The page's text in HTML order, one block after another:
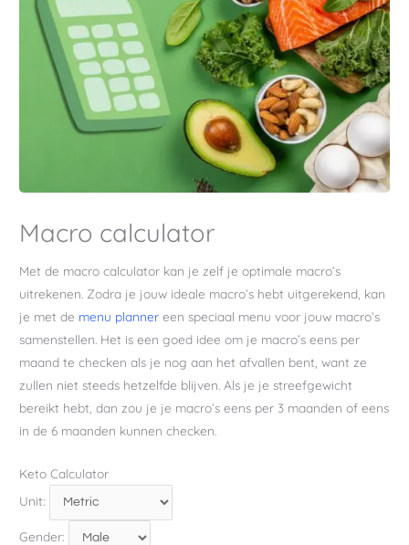
Macro calculator
Met de macro calculator kan je zelf je optimale macro’s
uitrekenen. Zodra je jouw ideale macro’s hebt uitgerekend, kan
je met de menu planner een speciaal menu voor jouw macro’s
samenstellen. Het is een goed idee om je macro’s eens per
maand te checken als je nog aan het afvallen bent, want ze
zullen niet steeds hetzelfde blijven. Als je je streefgewicht
bereikt hebt, dan zou je je macro’s eens per 3 maanden of eens
in de 6 maanden kunnen checken.
Keto Calculator
Unit:
Gender: